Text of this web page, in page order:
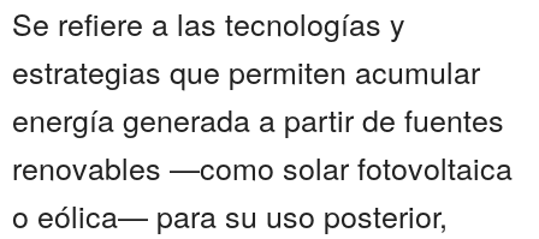
Se refiere a las tecnologías y
estrategias que permiten acumular
energía generada a partir de fuentes
renovables —como solar fotovoltaica
o eólica— para su uso posterior,